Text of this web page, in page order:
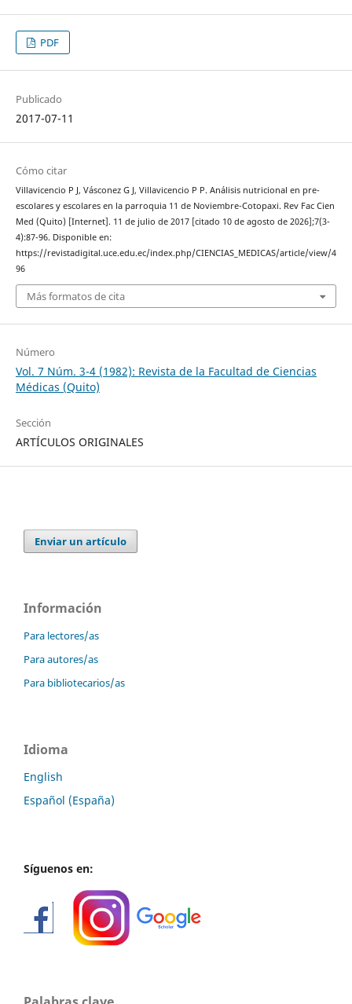
PDF
Publicado
2017-07-11
Cómo citar
Villavicencio P J, Vásconez G J, Villavicencio P P. Análisis nutricional en pre-
escolares y escolares en la parroquia 11 de Noviembre-Cotopaxi. Rev Fac Cien
Med (Quito) [Internet]. 11 de julio de 2017 [citado 10 de agosto de 2026];7(3-
4):87-96. Disponible en:
https://revistadigital.uce.edu.ec/index.php/CIENCIAS_MEDICAS/article/view/4
96
Más formatos de cita
Número
Vol. 7 Núm. 3-4 (1982): Revista de la Facultad de Ciencias
Médicas (Quito)
Sección
ARTÍCULOS ORIGINALES
Enviar un artículo
Información
Para lectores/as
Para autores/as
Para bibliotecarios/as
Idioma
English
Español (España)
Síguenos en: